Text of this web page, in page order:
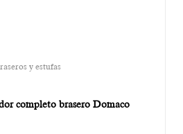
y estufas
completo brasero Domaco